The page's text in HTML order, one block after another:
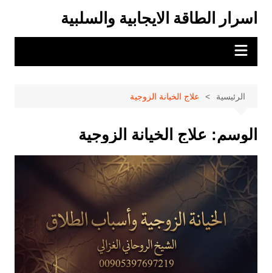
المحتوى
اسرار الطاقة الايجابية والسلبية
الرئيسية علاج الخيانة الزوجية
الوسم: علاج الخيانة الزوجية